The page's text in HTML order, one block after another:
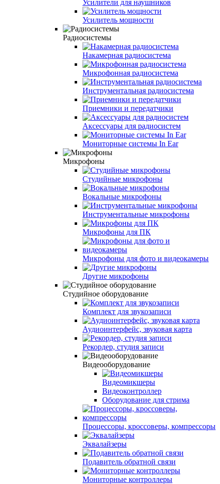
Усилители для наушников
Усилитель мощности
Радиосистемы
Накамерная радиосистема
Микрофонная радиосистема
Инструментальная радиосистема
Приемники и передатчики
Аксессуары для радиосистем
Мониторные системы In Ear
Микрофоны
Студийные микрофоны
Вокальные микрофоны
Инструментальные микрофоны
Микрофоны для ПК
Микрофоны для фото и видеокамеры
Другие микрофоны
Студийное оборудование
Комплект для звукозаписи
Аудиоинтерфейс, звуковая карта
Рекордер, студия записи
Видеооборудование
Видеомикшеры
Видеоконтроллер
Оборудование для стрима
Процессоры, кроссоверы, компрессоры
Эквалайзеры
Подавитель обратной связи
Мониторные контроллеры